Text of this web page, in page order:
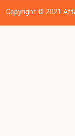
Copyright © 202 1